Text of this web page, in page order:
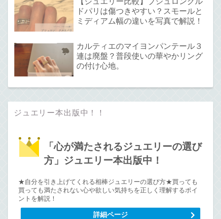
ドパリは傷つきやすい？スモールと
ミディアム幅の違いを写真で解説！
カルティエのマイヨンパンテール３
連は廃盤？普段使いの華やかリング
の付け心地。
ジュエリー本出版中！！
「心が満たされるジュエリーの選び
方」ジュエリー本出版中！
★自分を引き上げてくれる相棒ジュエリーの選び方★買っても
買っても満たされない心や欲しい気持ちを正しく理解するポイ
ントを解説！
詳細ページ